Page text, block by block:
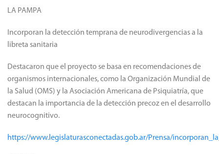
LA PAMPA
Incorporan la detección temprana de neurodivergencias a la
libreta sanitaria
Destacaron que el proyecto se basa en recomendaciones de
organismos internacionales, como la Organización Mundial de
la Salud (OMS) y la Asociación Americana de Psiquiatría, que
destacan la importancia de la detección precoz en el desarrollo
neurocognitivo.
https://www.legislaturasconectadas.gob.ar/Prensa/